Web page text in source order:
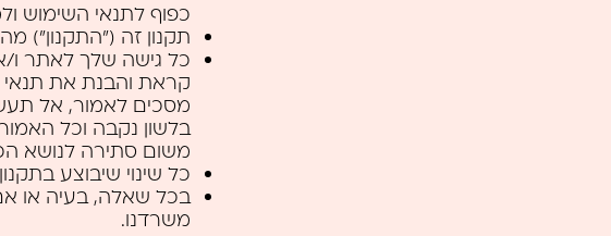
כפוף לתנאי השימוש
תקנון זה ("התקנון")
כל גישה שלך לאתר
קראת והבנת את תנאי
מסכים לאמור, אל
בלשון נקבה וכל
משום סתירה לנושא
כל שינוי שיבוצע
בכל שאלה, בעיה או
משרדנו.